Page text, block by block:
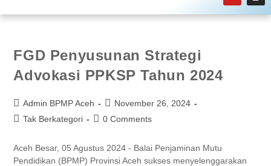
FGD Penyusunan Strategi
Advokasi PPKSP Tahun 2024
Admin BPMP Aceh
November 26, 2024
Tak Berkategori
0 Comments
Aceh Besar, 05 Agustus 2024 - Balai Penjaminan Mutu
Pendidikan (BPMP) Provinsi Aceh sukses menyelenggarakan